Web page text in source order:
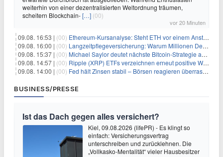
weiterhin von einer dezentralisierten Weltordnung träumen,
scheitern Blockchain-[…] (00)
vor 20 Minuten
09.08. 16:53 | (00) Ethereum-Kursanalyse: Steht ETH vor einem Anstieg auf 2.000 $?
09.08. 16:00 | (00) Langzeitpflegeversicherung: Warum Millionen Deutsche sie übersehen – und das teuer wird
09.08. 15:37 | (00) Michael Saylor deutet nächste Bitcoin-Strategie an: Analysten erwarten weiteren Verkauf
09.08. 14:57 | (00) Ripple (XRP) ETFs verzeichnen erneut positive Woche, doch neue Bedenken tauchen auf
09.08. 14:00 | (00) Fed hält Zinsen stabil – Börsen reagieren überraschend volatil
BUSINESS/PRESSE
Ist das Dach gegen alles versichert?
Kiel, 09.08.2026 (lifePR) - Es klingt so
einfach: Versicherungsvertrag
unterschreiben und zurücklehnen. Die
„Vollkasko-Mentalität“ vieler Hausbesitzer